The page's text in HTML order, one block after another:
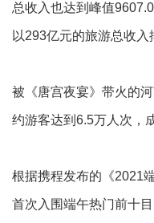
总收入也达到峰值
以293亿元的旅游总收
被《唐宫夜宴》带火的
约游客达到6.5万人次，
根据携程发布的《2021
首次入围端午热门前十